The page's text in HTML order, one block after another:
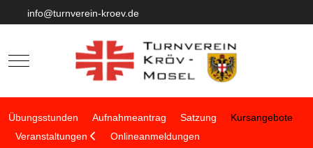
info@turnverein-kroev.de
Mobile Menu Toggle
Übungsstunden Aufnahmeantrag Satzung
Kursangebote
Veranstaltungen
Onlineanmeldungen